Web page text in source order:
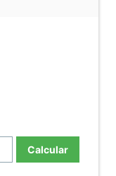
Calcular